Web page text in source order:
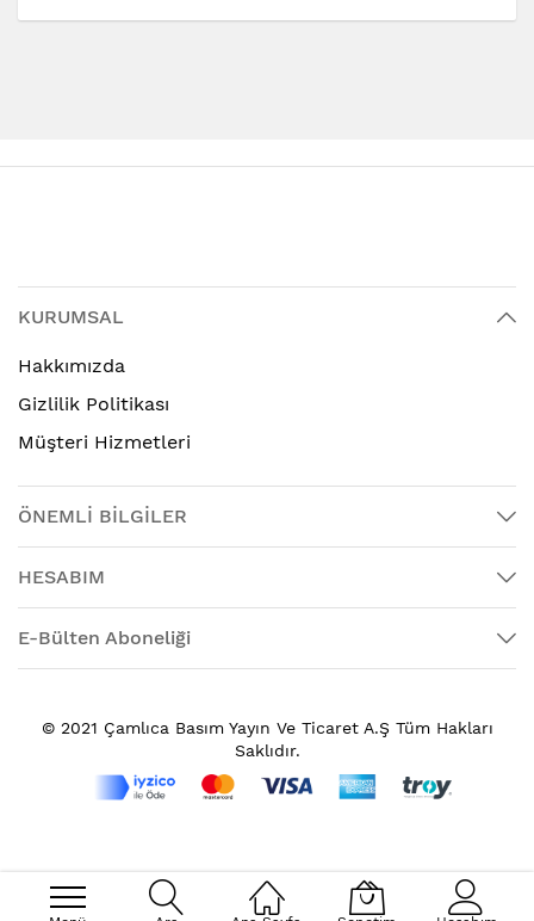
KURUMSAL
Hakkımızda
Gizlilik Politikası
Müşteri Hizmetleri
ÖNEMLİ BİLGİLER
HESABIM
E-Bülten Aboneliği
© 2021 Çamlıca Basım Yayın Ve Ticaret A.Ş Tüm Hakları
Saklıdır.